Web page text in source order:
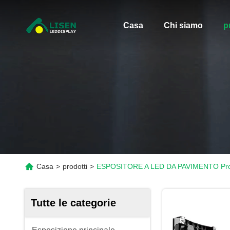
Casa Chi siamo
Casa > prodotti > ESPOSITORE A LED DA PAVIMENTO
Tutte le categorie